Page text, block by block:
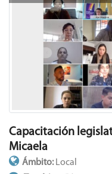
Capacitación
Micaela
Ámbito:Local